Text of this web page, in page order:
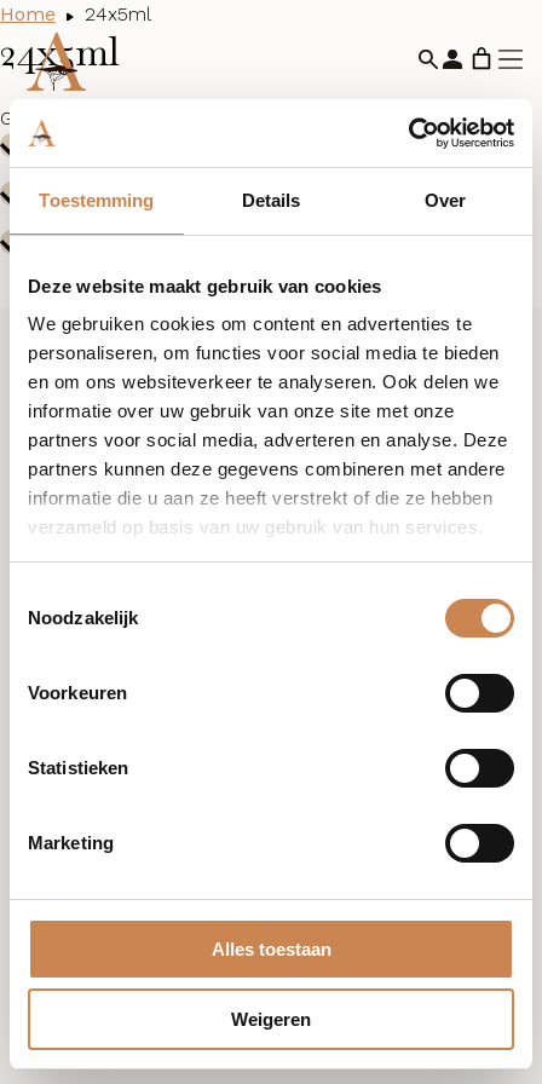
Toestemming Details Over
Deze website maakt gebruik van cookies
We gebruiken cookies om content en advertenties te
personaliseren, om functies voor social media te bieden
en om ons websiteverkeer te analyseren. Ook delen we
informatie over uw gebruik van onze site met onze
partners voor social media, adverteren en analyse. Deze
partners kunnen deze gegevens combineren met andere
informatie die u aan ze heeft verstrekt of die ze hebben
verzameld op basis van uw gebruik van hun services.
Noodzakelijk
Voorkeuren
Statistieken
Marketing
Alles toestaan
Weigeren
Home 24x5ml
24x5ml
Geen producten gevonden die aan je selectie voldoen.
Ik wil graag kennismaken
+31 (0)85 876 94 80
Franck
Global
Miriam
Quevedo
Accountgegevens